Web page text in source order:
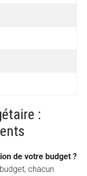
:
de votre budget ?
chacun